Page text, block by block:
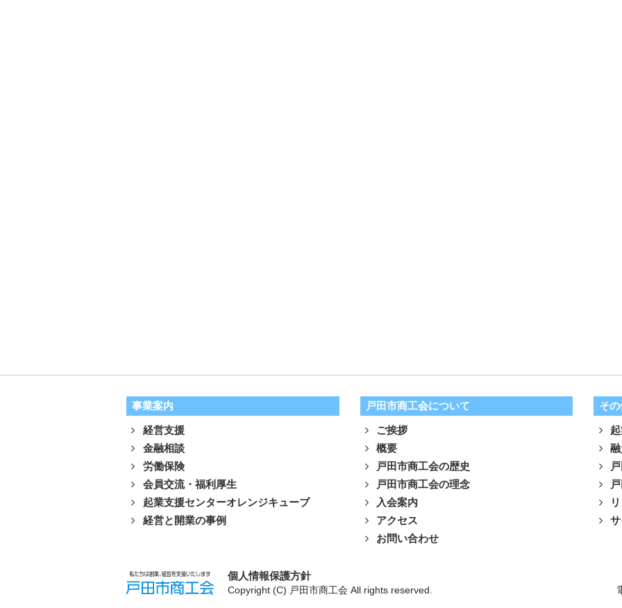
事業案内
経営支援
金融相談
労働保険
会員交流・福利厚生
起業支援センターオレンジキューブ
経営と開業の事例
戸田市商工会について
ご挨拶
概要
戸田市商工会の歴史
戸田市商工会の理念
入会案内
アクセス
お問い合わせ
そ
個人情報保護方針
Copyright (C) 戸田市商工会 All rights reserved.